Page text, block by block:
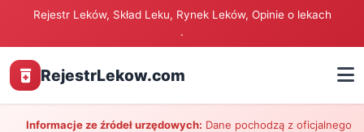
Rejestr Leków, Skład Leku, Rynek Leków, Opinie o lekach
.
RejestrLekow.com
Informacje ze źródeł urzędowych: Dane pochodzą z oficjalnego